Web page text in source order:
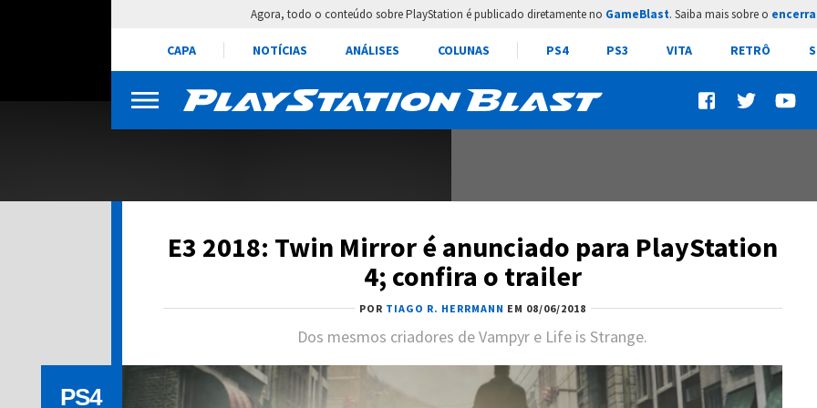
Agora, todo o conteúdo sobre PlayStation é publicado diretamente no GameBlast. Saiba mais sobre o
CAPA NOTÍCIAS ANÁLISES COLUNAS PS4 PS3 VITA RETRÔ
E3 2018: Twin Mirror é anunciado para PlayStation
4; confira o trailer
POR TIAGO R. HERRMANN EM 08/06/2018
Dos mesmos criadores de Vampyr e Life is Strange.
PS4